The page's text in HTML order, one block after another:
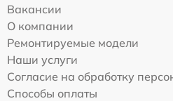
Вакансии
О компании
Ремонтируемые модели
Наши услуги
Согласие на обработку
Способы оплаты